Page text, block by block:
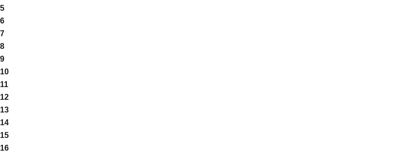
5
6
7
8
9
10
11
12
13
14
15
16